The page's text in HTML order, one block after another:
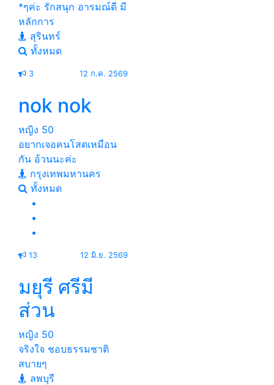
*ๆค่ะ รักสนุก อารมณ์ดี มี
หลักการ
สุรินทร์
ทั้งหมด
3 12 ก.ค. 2569
nok nok
หญิง 50
อยากเจอคนโสดเหมือน
กัน อ้วนนะค่ะ
กรุงเทพมหานคร
ทั้งหมด
13 12 มิ.ย. 2569
มยุรี ศรีมี
ส่วน
หญิง 50
จริงใจ ชอบธรรมชาติ
สบายๆ
ลพบุรี